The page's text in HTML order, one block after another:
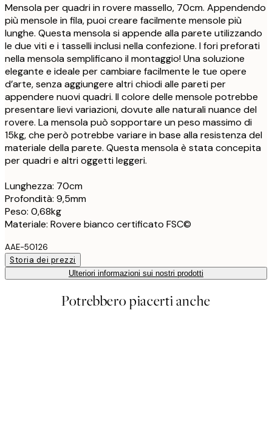
Mensola per quadri in rovere massello, 70cm. Appendendo
più mensole in fila, puoi creare facilmente mensole più
lunghe. Questa mensola si appende alla parete utilizzando
le due viti e i tasselli inclusi nella confezione. I fori preforati
nella mensola semplificano il montaggio! Una soluzione
elegante e ideale per cambiare facilmente le tue opere
d’arte, senza aggiungere altri chiodi alle pareti per
appendere nuovi quadri. Il colore delle mensole potrebbe
presentare lievi variazioni, dovute alle naturali nuance del
rovere. La mensola può sopportare un peso massimo di
15kg, che però potrebbe variare in base alla resistenza del
materiale della parete. Questa mensola è stata concepita
per quadri e altri oggetti leggeri.
Lunghezza: 70cm
Profondità: 9,5mm
Peso: 0,68kg
Materiale: Rovere bianco certificato FSC©
AAE-50126
Storia dei prezzi
Ulteriori informazioni sui nostri prodotti
Potrebbero piacerti anche